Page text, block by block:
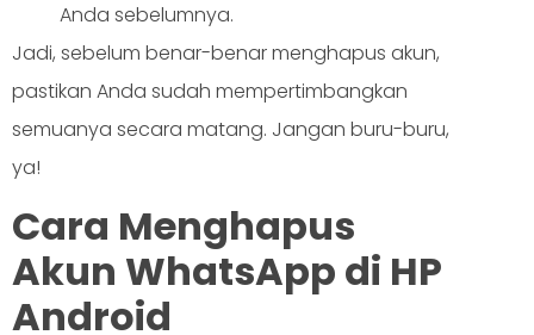
Anda sebelumnya.
Jadi, sebelum benar-benar menghapus akun,
pastikan Anda sudah mempertimbangkan
semuanya secara matang. Jangan buru-buru,
ya!
Cara Menghapus
Akun WhatsApp di HP
Android